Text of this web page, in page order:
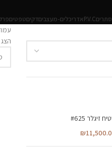
P.V.Cאדריכלים-מעצביםדקיםטפטים
זיגלר #625
₪
הצג